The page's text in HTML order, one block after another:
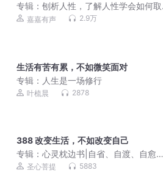
专辑：刨析人性，了解人性学会如何取
舍 嘉嘉有声 2.9万
生活有苦有累，不如微笑面对
专辑： 人生是一场修行
叶梳晨 2878
388 改变生活，不如改变自己
专辑：心灵枕边书|自省、自渡、自愈、
通透圣心菩提 5883